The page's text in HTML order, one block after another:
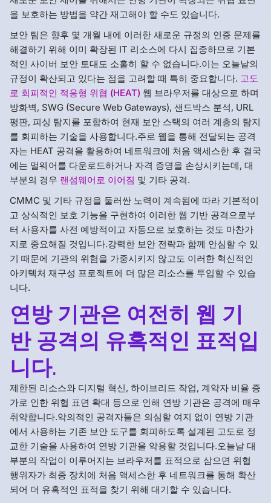
을 보호하는 방법을 약간 재고해야 할 수도 있습니다.
보안 팀은 향후 몇 개월 내에 이러한 새로운 규정의 인증 문제를
해결하기 위해 이미 확장된 IT 리소스에 다시 집중하므로 기본
적인 사이버 보안 토대도 소홀히 할 수 없습니다.이는 오늘날의
규정이 확산되고 있다는 점을 고려할 때 특히 중요합니다. 고도
로 회피적인 적응형 위협 (HEAT) 웹 브라우저를 대상으로 하며
방화벽, SWG (Secure Web Gateways), 샌드박스 분석, URL
평판, 피싱 탐지를 포함하여 현재 보안 스택의 여러 계층의 탐지
를 회피하는 기술을 사용합니다.주로 웹을 통해 전달되는 공격
자는 HEAT 공격을 활용하여 네트워크에 처음 액세스한 후 결국
에는 멀웨어를 다운로드하거나 자격 증명을 손상시키는데, 대
부분의 경우 랜섬웨어로 이어짐 및 기타 공격.
CMMC 및 기타 규정을 둘러싼 노력이 계속됨에 따라 기본적이
고 상식적인 보호 기능을 구현하여 이러한 웹 기반 공격으로부
터 사용자를 사전 예방적이고 자동으로 보호하는 것도 마찬가
지로 중요해질 것입니다.강력한 보안 전략과 함께 안심할 수 있
기 때문에 기관의 위험을 가중시키지 않고도 이러한 혁신적인
아키텍처 재구성 프로젝트에 더 많은 리소스를 투입할 수 있습
니다.
연방 기관은 여전히 웹 기
반 공격의 유혹적인 표적입
니다.
제한된 리소스와 디지털 혁신, 하이브리드 작업, 계약자 비율 증
가로 인한 위협 표면 확대 등으로 인해 연방 기관은 공격에 매우
취약합니다.악의적인 공격자들은 의심할 여지 없이 연방 기관
에서 사용하는 기존 보안 도구를 회피하도록 설계된 고도로 정
교한 기술을 사용하여 연방 기관을 악용할 것입니다.오늘날 대
부분의 작업이 이루어지는 브라우저를 표적으로 삼으면 위협
행위자가 최종 장치에 처음 액세스한 후 네트워크를 통해 확산
되어 더 유혹적인 표적을 찾기 위해 대기할 수 있습니다.